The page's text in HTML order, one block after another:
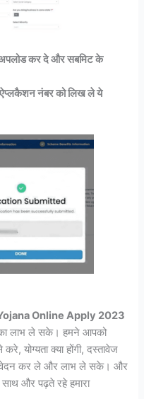
कर दे और सबमिट के
नंबर को लिख ले ये
Online Apply 2023
लाभ ले सके। हमने आपको
योग्यता क्या होंगी, दस्तावेज
आवेदन कर ले और लाभ ले सके। और
और पढ़ते रहे हमारा